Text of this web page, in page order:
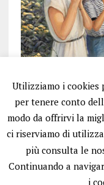
ISCRIVITI
Utilizziamo i cookies
per tenere conto
modo da offrirvi la
ci riserviamo di
più consulta le
Continuando a
i